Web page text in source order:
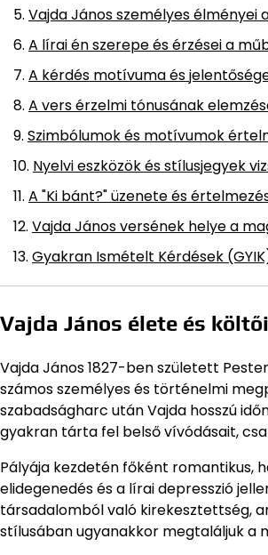
Vajda János személyes élményei
A lírai én szerepe és érzései a
A kérdés motívuma és
A vers érzelmi tónusának
Szimbólumok és motívumok
Nyelvi eszközök és stílusjegyek
A "Ki bánt?" üzenete és
Vajda János versének helye a
Gyakran Ismételt Kérdések
Vajda János élete és
Vajda János 1827-ben született
számos személyes és történelmi
szabadságharc után Vajda hosszú
gyakran tárta fel belső vívódásait,
Pályája kezdetén főként romantikus,
elidegenedés és a lírai depresszió
társadalomból való kirekesztettség,
stílusában ugyanakkor megtaláljuk a